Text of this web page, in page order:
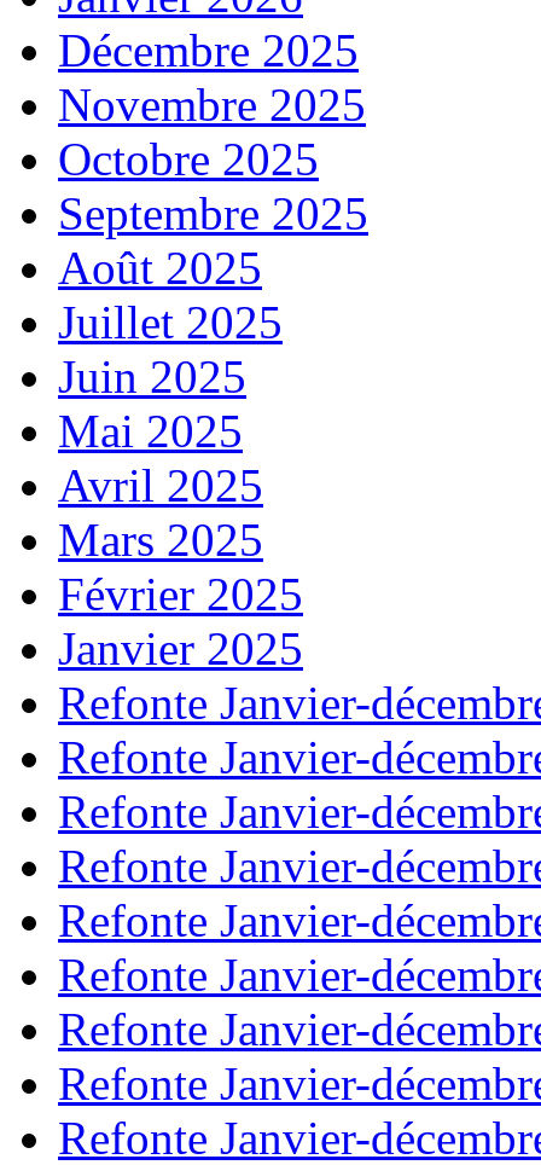
Décembre 2025
Novembre 2025
Octobre 2025
Septembre 2025
Août 2025
Juillet 2025
Juin 2025
Mai 2025
Avril 2025
Mars 2025
Février 2025
Janvier 2025
Refonte Janvier-
Refonte Janvier-
Refonte Janvier-
Refonte Janvier-
Refonte Janvier-
Refonte Janvier-
Refonte Janvier-
Refonte Janvier-
Refonte Janvier-